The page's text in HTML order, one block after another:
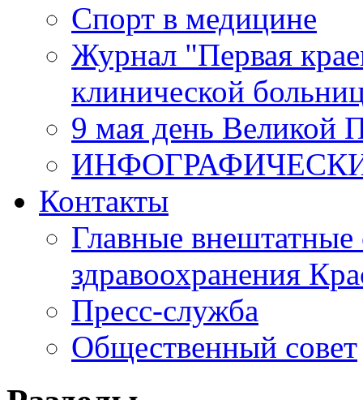
Спорт в медицине
Журнал "Первая
клинической
9 мая день Великой
Контакты
Главные внештатные
здравоохранения
Пресс-служба
Общественный совет